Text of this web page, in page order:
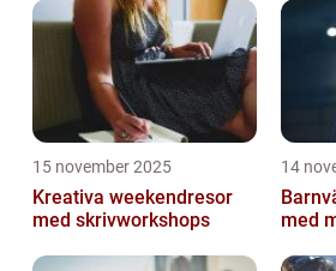
15 november 2025
Kreativa weekendresor
med skrivworkshops
14
med